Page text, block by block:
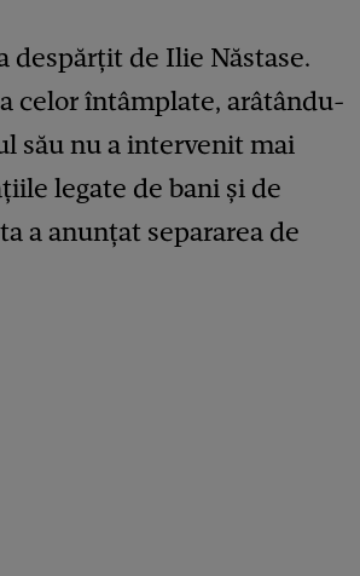
despărțit de Ilie Năstase.
celor întâmplate, arâtându-
său nu a intervenit mai
legate de bani și de
a anunțat separarea de